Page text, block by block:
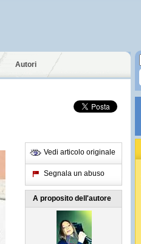
Autori
Vedi articolo originale
Segnala un abuso
A proposito dell'autore